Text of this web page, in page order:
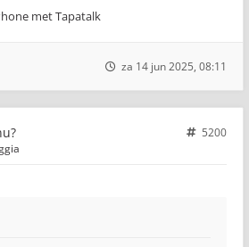
met Tapatalk
za 14 jun 2025, 08:11
5200